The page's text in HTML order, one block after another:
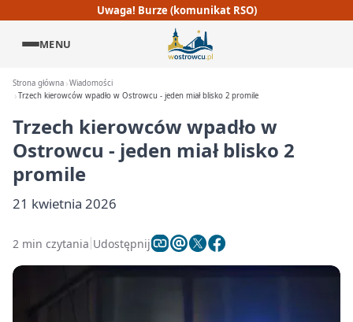
Uwaga! Burze (komunikat RSO)
MENU
Strona główna Wiadomości
Trzech kierowców wpadło w Ostrowcu - jeden miał blisko 2 promile
Trzech kierowców wpadło w
Ostrowcu - jeden miał blisko 2
promile
21 kwietnia 2026
2 min czytania Udostępnij